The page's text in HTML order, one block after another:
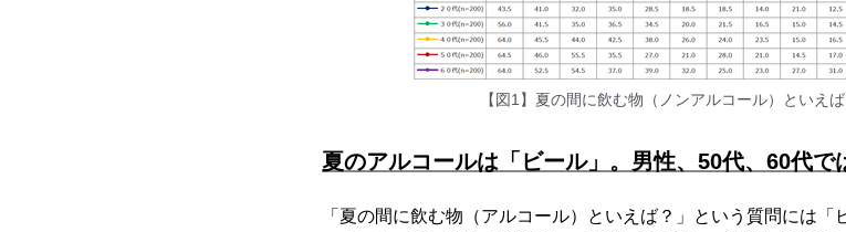
【図1】夏の間に飲む物（ノンアルコール）といえ
夏のアルコールは「ビール」。男性、50代、60代で
「夏の間に飲む物（アルコール）といえば？」という質問には